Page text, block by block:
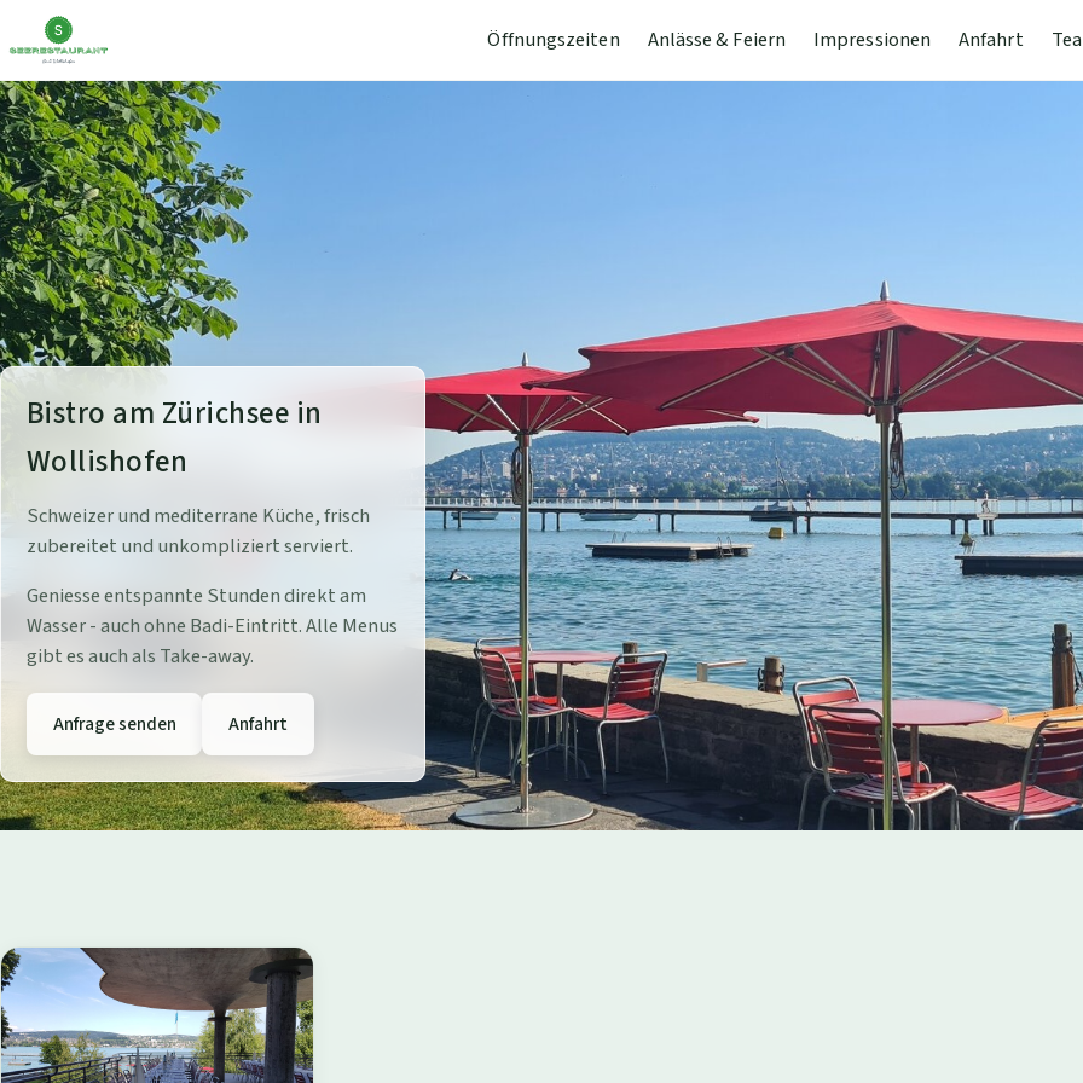
Öffnungszeiten Anlässe & Feiern Impressionen Anfahrt
S
e
e
r
e
s
t
a
u
r
n
t
B
Bistro am Zürichsee in
Wollishofen
Schweizer und mediterrane Küche, frisch
zubereitet und unkompliziert serviert.
Geniesse entspannte Stunden direkt am
Wasser - auch ohne Badi-Eintritt. Alle Menus
gibt es auch als Take-away.
Anfrage senden Anfahrt